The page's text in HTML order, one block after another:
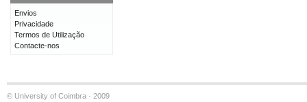
Envios
Privacidade
Termos de Utilização
Contacte-nos
© University of Coimbra · 2009